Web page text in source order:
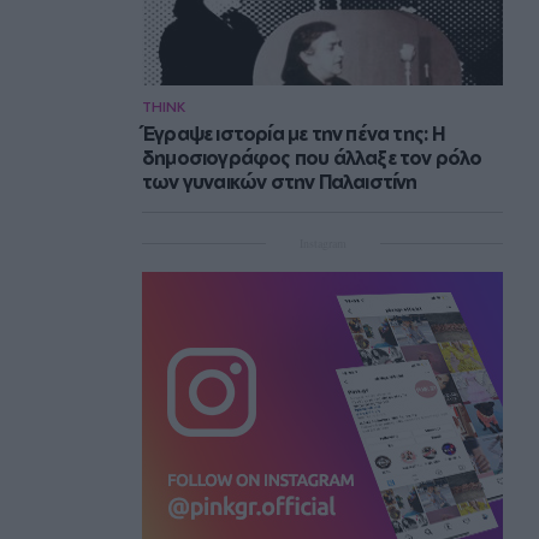
THINK
Έγραψε ιστορία με την πένα της: Η
δημοσιογράφος που άλλαξε τον ρόλο
των γυναικών στην Παλαιστίνη